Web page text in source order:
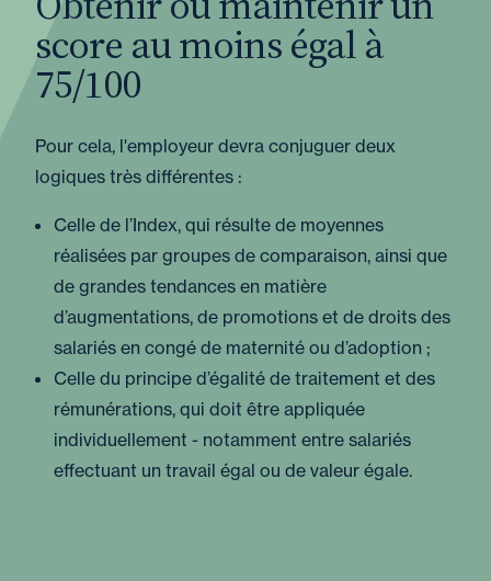
score au moins égal à
75/100
Pour cela, l'employeur devra conjuguer deux
logiques très différentes :
Celle de l’Index, qui résulte de moyennes
réalisées par groupes de comparaison, ainsi que
de grandes tendances en matière
d’augmentations, de promotions et de droits des
salariés en congé de maternité ou d’adoption ;
Celle du principe d’égalité de traitement et des
rémunérations, qui doit être appliquée
individuellement - notamment entre salariés
effectuant un travail égal ou de valeur égale.